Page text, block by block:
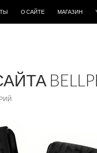
О САЙТЕ МАГАЗИН